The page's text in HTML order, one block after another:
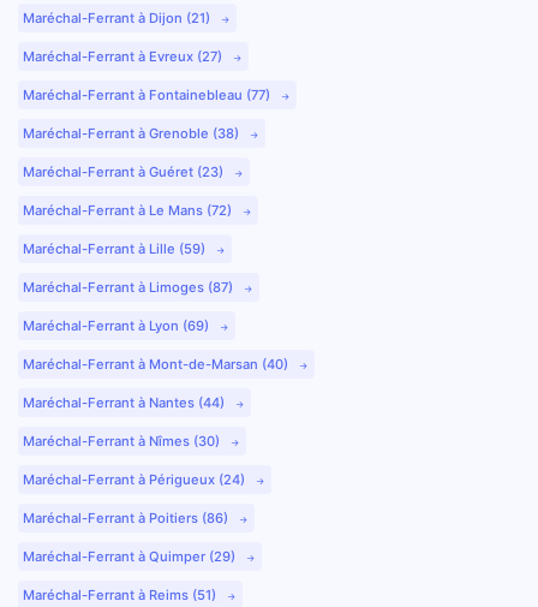
Maréchal-Ferrant à Dijon (21)
Maréchal-Ferrant à Evreux (27)
Maréchal-Ferrant à Fontainebleau (77)
Maréchal-Ferrant à Grenoble (38)
Maréchal-Ferrant à Guéret (23)
Maréchal-Ferrant à Le Mans (72)
Maréchal-Ferrant à Lille (59)
Maréchal-Ferrant à Limoges (87)
Maréchal-Ferrant à Lyon (69)
Maréchal-Ferrant à Mont-de-Marsan (40)
Maréchal-Ferrant à Nantes (44)
Maréchal-Ferrant à Nîmes (30)
Maréchal-Ferrant à Périgueux (24)
Maréchal-Ferrant à Poitiers (86)
Maréchal-Ferrant à Quimper (29)
Maréchal-Ferrant à Reims (51)